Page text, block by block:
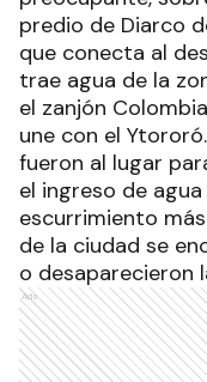
predio de Diarco
que conecta al
trae agua de la
el zanjón
une con el
fueron al lugar
el ingreso de
escurrimiento
de la ciudad se
o desaparecieron
Ads